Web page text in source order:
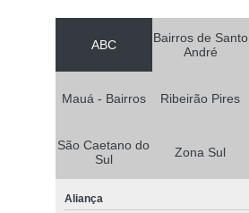
ABC
Bairros de Santo
André
Mauá - Bairros Ribeirão Pires
São Caetano do
Sul
Zona Sul
Aliança